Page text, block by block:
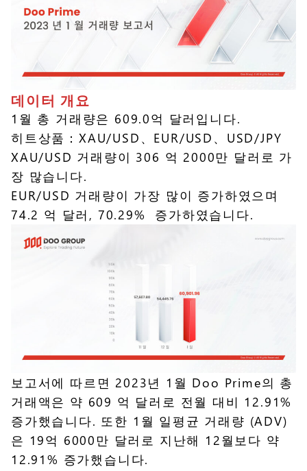
데이터 개요
1월 총 거래량은 609.0억 달러입니다.
히트상품：XAU/USD、EUR/USD、USD/JPY
XAU/USD 거래량이 306 억 2000만 달러로 가
장 많습니다.
EUR/USD 거래량이 가장 많이 증가하였으며
74.2 억 달러, 70.29% 증가하였습니다.
보고서에 따르면 2023년 1월 Doo Prime의 총
거래액은 약 609 억 달러로 전월 대비 12.91%
증가했습니다. 또한 1월 일평균 거래량 (ADV)
은 19억 6000만 달러로 지난해 12월보다 약
12.91% 증가했습니다.